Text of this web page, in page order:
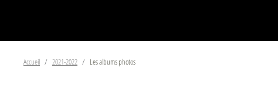
Accueil 2021-2022 Les albums photos